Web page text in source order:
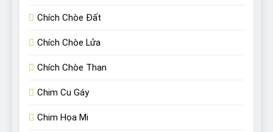
Chích Chòe Đất
Chích Chòe Lửa
Chích Chòe Than
Chim Cu Gáy
Chim Họa Mi